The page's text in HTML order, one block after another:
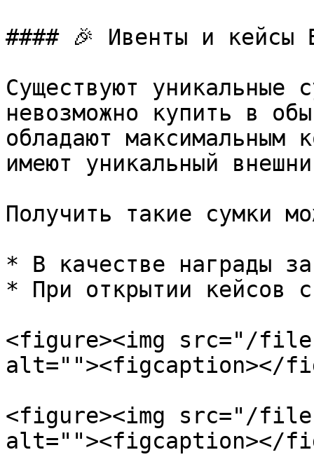
#### 🎉 Ивенты и кейсы
Существуют уникальные
невозможно купить в
обладают максимальным
имеют уникальный
Получить такие сумки
* В качестве награды
* При открытии кейсов
<figure><img src="/
alt=""><figcaption></
<figure><img src="/files/
alt=""><figcaption></